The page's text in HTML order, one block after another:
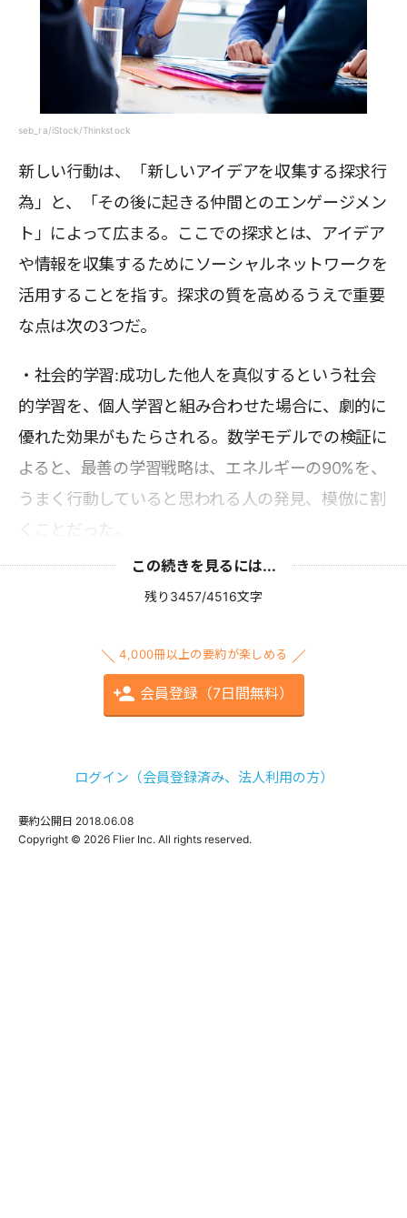
seb_ra/iStock/Thinkstock
新しい行動は、「新しいアイデアを収集する探求行
為」と、「その後に起きる仲間とのエンゲージメン
ト」によって広まる。ここでの探求とは、アイデア
や情報を収集するためにソーシャルネットワークを
活用することを指す。探求の質を高めるうえで重要
な点は次の3つだ。
・社会的学習:成功した他人を真似するという社会
的学習を、個人学習と組み合わせた場合に、劇的に
優れた効果がもたらされる。数学モデルでの検証に
よると、最善の学習戦略は、エネルギーの90%を、
うまく行動していると思われる人の発見、模倣に割
くことだった。
この続きを見るには...
残り3457/4516文字
4,000冊以上の要約が楽しめる
会員登録（7日間無料）
ログイン（会員登録済み、法人利用の方）
要約公開日 2018.06.08